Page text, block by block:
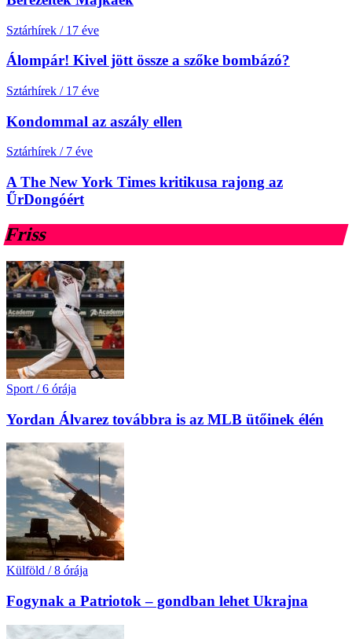
Sztárhírek / 17 éve
Álompár! Kivel jött össze a szőke bombázó?
Sztárhírek / 17 éve
Kondommal az aszály ellen
Sztárhírek / 7 éve
A The New York Times kritikusa rajong az
ŰrDongóért
Friss
Sport / 6 órája
Yordan Álvarez továbbra is az MLB ütőinek élén
Külföld / 8 órája
Fogynak a Patriotok – gondban lehet Ukrajna